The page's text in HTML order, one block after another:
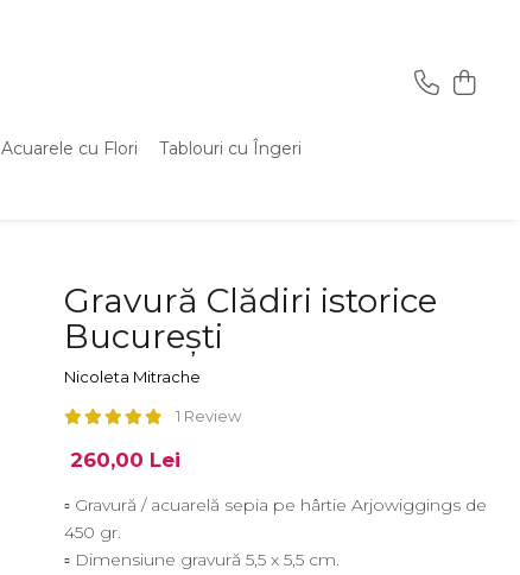
Acuarele cu Flori Tablouri cu Îngeri
Gravură Clădiri istorice
București
Nicoleta Mitrache
1 Review
260,00 Lei
▫ Gravură / acuarelă sepia pe hârtie Arjowiggings de
450 gr.
▫ Dimensiune gravură 5,5 x 5,5 cm.